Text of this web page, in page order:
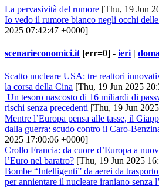
La pervasività del rumore [Thu, 19 Jun
Io vedo il rumore bianco negli occhi delle
2025 07:42:47 +0000]
scenarieconomici.it [err=0] - ieri |
Scatto nucleare USA: tre reattori
la corsa della Cina [Thu, 19 Jun 2025
Un tesoro nascosto di 16 miliardi di
rischi senza precedenti [Thu, 19 Jun
Mentre l’Europa pensa alle tasse, il
dalla guerra: scudo contro il Caro-
2025 17:00:06 +0000]
Crollo Francia: da cuore d’Europa a
l’Euro nel baratro? [Thu, 19 Jun 2025
Bombe “Intelligenti” da aerei da
per annientare il nucleare iraniano senza